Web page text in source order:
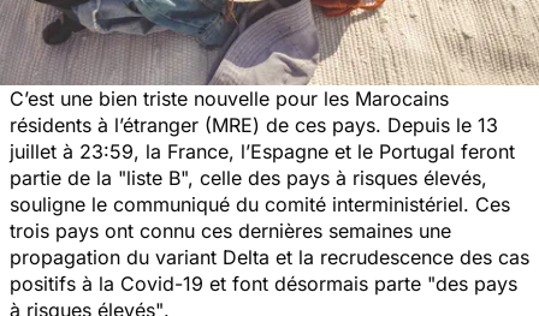
C’est une bien triste nouvelle pour les Marocains
résidents à l’étranger (MRE) de ces pays. Depuis le 13
juillet à 23:59, la France, l’Espagne et le Portugal feront
partie de la "liste B", celle des pays à risques élevés,
souligne le communiqué du comité interministériel. Ces
trois pays ont connu ces dernières semaines une
propagation du variant Delta et la recrudescence des cas
positifs à la Covid-19 et font désormais parte "des pays
à risques élevés".